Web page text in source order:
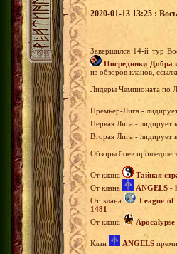
2020-01-13 13:25 :
Завершился 14-й тур
Посредники Добра
из обзоров кланов,
Лидеры Чемпионата по
Премьер-Лига -
Первая Лига - лидирует
Вторая Лига - лидирует
Обзоры боев
От клана Тайная
От клана
ANGELS -
От клана
League of
1481
От клана
Apocalypse
Клан ANGELS